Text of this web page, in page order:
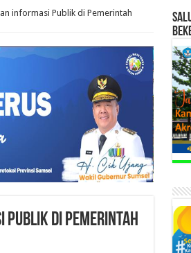
informasi Publik di Pemerintah
Publik di Pemerintah